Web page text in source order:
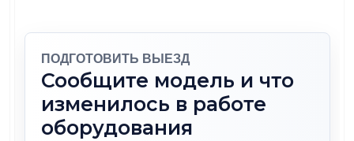
ПОДГОТОВИТЬ ВЫЕЗД
Сообщите модель и что
изменилось в работе
оборудования